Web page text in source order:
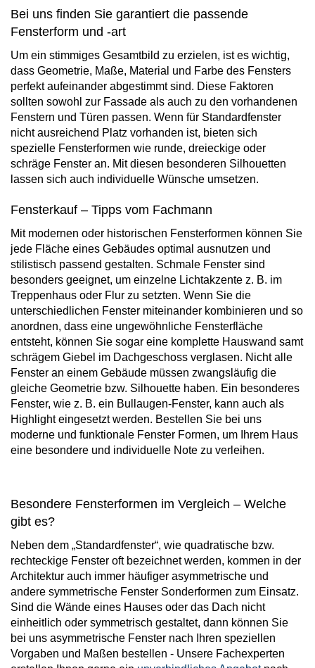
Bei uns finden Sie garantiert die passende
Fensterform und -art
Um ein stimmiges Gesamtbild zu erzielen, ist es wichtig,
dass Geometrie, Maße, Material und Farbe des Fensters
perfekt aufeinander abgestimmt sind. Diese Faktoren
sollten sowohl zur Fassade als auch zu den vorhandenen
Fenstern und Türen passen. Wenn für Standardfenster
nicht ausreichend Platz vorhanden ist, bieten sich
spezielle Fensterformen wie runde, dreieckige oder
schräge Fenster an. Mit diesen besonderen Silhouetten
lassen sich auch individuelle Wünsche umsetzen.
Fensterkauf – Tipps vom Fachmann
Mit modernen oder historischen Fensterformen können Sie
jede Fläche eines Gebäudes optimal ausnutzen und
stilistisch passend gestalten. Schmale Fenster sind
besonders geeignet, um einzelne Lichtakzente z. B. im
Treppenhaus oder Flur zu setzten. Wenn Sie die
unterschiedlichen Fenster miteinander kombinieren und so
anordnen, dass eine ungewöhnliche Fensterfläche
entsteht, können Sie sogar eine komplette Hauswand samt
schrägem Giebel im Dachgeschoss verglasen. Nicht alle
Fenster an einem Gebäude müssen zwangsläufig die
gleiche Geometrie bzw. Silhouette haben. Ein besonderes
Fenster, wie z. B. ein Bullaugen-Fenster, kann auch als
Highlight eingesetzt werden. Bestellen Sie bei uns
moderne und funktionale Fenster Formen, um Ihrem Haus
eine besondere und individuelle Note zu verleihen.
Besondere Fensterformen im Vergleich – Welche
gibt es?
Neben dem „Standardfenster“, wie quadratische bzw.
rechteckige Fenster oft bezeichnet werden, kommen in der
Architektur auch immer häufiger asymmetrische und
andere symmetrische Fenster Sonderformen zum Einsatz.
Sind die Wände eines Hauses oder das Dach nicht
einheitlich oder symmetrisch gestaltet, dann können Sie
bei uns asymmetrische Fenster nach Ihren speziellen
Vorgaben und Maßen bestellen - Unsere Fachexperten